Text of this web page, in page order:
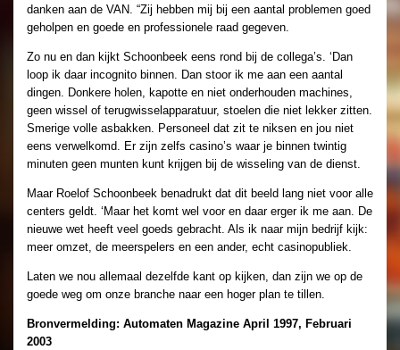
danken aan de VAN. “Zij hebben mij bij een aantal problemen goed
geholpen en goede en professionele raad gegeven.
Zo nu en dan kijkt Schoonbeek eens rond bij de collega’s. ‘Dan
loop ik daar incognito binnen. Dan stoor ik me aan een aantal
dingen. Donkere holen, kapotte en niet onderhouden machines,
geen wissel of terugwisselapparatuur, stoelen die niet lekker zitten.
Smerige volle asbakken. Personeel dat zit te niksen en jou niet
eens verwelkomd. Er zijn zelfs casino’s waar je binnen twintig
minuten geen munten kunt krijgen bij de wisseling van de dienst.
Maar Roelof Schoonbeek benadrukt dat dit beeld lang niet voor alle
centers geldt. ‘Maar het komt wel voor en daar erger ik me aan. De
nieuwe wet heeft veel goeds gebracht. Als ik naar mijn bedrijf kijk:
meer omzet, de meerspelers en een ander, echt casinopubliek.
Laten we nou allemaal dezelfde kant op kijken, dan zijn we op de
goede weg om onze branche naar een hoger plan te tillen.
Bronvermelding: Automaten Magazine April 1997, Februari
2003